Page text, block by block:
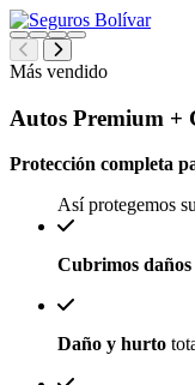
Más vendido
Autos Premium +
Protección completa
Así protegemos
Cubrimos daños
Daño y hurto